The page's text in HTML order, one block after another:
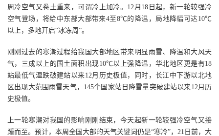
周冷空气又卷土重来，可谓冷上加冷。12月18日起，新一轮较强冷
空气登场，将给中东部大部带来4至8℃的降温，局地降幅可达10℃
以上，多地开启“冰冻周”。
刚刚过去的寒潮过程给我国大部地区带来明显雨雪、降温和大风天
气，三成以上的国土面积出现10℃以上强降温，华北地区更是有18
站最低气温跌破建站以来12月历史极值，同时，长江中下游以北地
区出现大范围雨雪天气，145个国家站日降雪量突破建站以来12月历
史极值。
上一轮寒潮对我国的影响刚刚结束，今天起新一轮较强冷空气又接
踵而至。预计，本周全国大部的天气关键词仍是“寒冷”，21日前，大